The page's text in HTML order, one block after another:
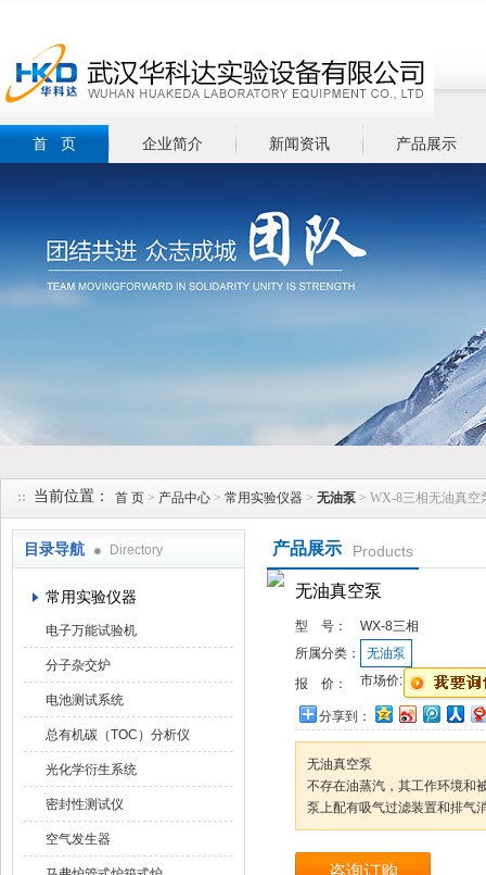
首 页 企业简介 新闻资讯 产品展示
当前位置： 首 页 > 产品中心 > 常用实验仪器 > 无油泵 > WX-8三相无油真空
目录导航 Directory
常用实验仪器
电子万能试验机
分子杂交炉
电池测试系统
总有机碳（TOC）分析仪
光化学衍生系统
密封性测试仪
空气发生器
产品展示 Products
无油真空泵
型 号：
WX-8三相
所属分类：
无油泵
报 价：
市场价:
分享到：
无油真空泵
不存在油蒸汽，其工作环境和
泵上配有吸气过滤装置和排气
咨询订购